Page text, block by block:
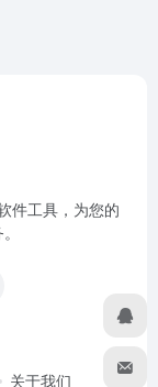
件工具，为您的
关于我们